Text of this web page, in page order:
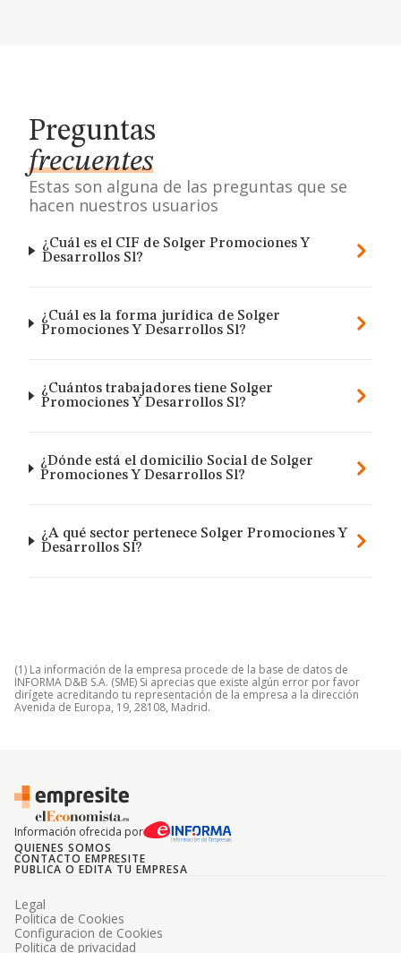
Preguntas
frecuentes
Estas son alguna de las preguntas que se
hacen nuestros usuarios
¿Cuál es el CIF de Solger Promociones Y
Desarrollos Sl?
¿Cuál es la forma jurídica de Solger
Promociones Y Desarrollos Sl?
¿Cuántos trabajadores tiene Solger
Promociones Y Desarrollos Sl?
¿Dónde está el domicilio Social de Solger
Promociones Y Desarrollos Sl?
¿A qué sector pertenece Solger Promociones Y
Desarrollos Sl?
(1) La información de la empresa procede de la base de datos de
INFORMA D&B S.A. (SME) Si aprecias que existe algún error por favor
dirígete acreditando tu representación de la empresa a la dirección
Avenida de Europa, 19, 28108, Madrid.
Información ofrecida por
QUIENES SOMOS
CONTACTO EMPRESITE
PUBLICA O EDITA TU EMPRESA
Legal
Politica de Cookies
Configuracion de Cookies
Politica de privacidad